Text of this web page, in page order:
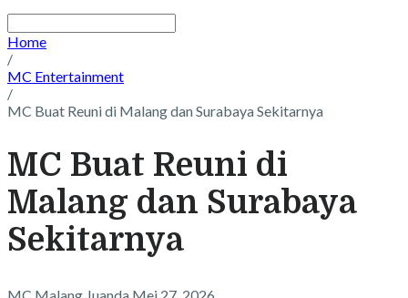
Home
/
MC Entertainment
/
MC Buat Reuni di Malang dan Surabaya Sekitarnya
MC Buat Reuni di
Malang dan Surabaya
Sekitarnya